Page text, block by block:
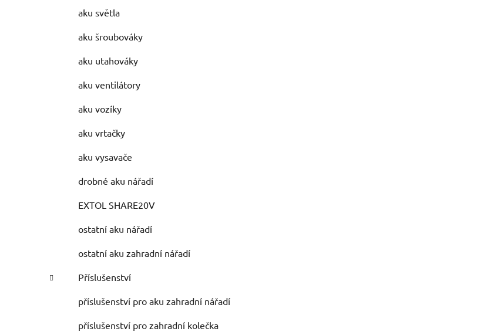
aku světla
aku šroubováky
aku utahováky
aku ventilátory
aku vozíky
aku vrtačky
aku vysavače
drobné aku nářadí
EXTOL SHARE20V
ostatní aku nářadí
ostatní aku zahradní nářadí
Příslušenství
příslušenství pro aku zahradní nářadí
příslušenství pro zahradní kolečka